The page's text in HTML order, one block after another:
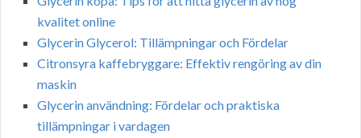
kvalitet online
Glycerin Glycerol: Tillämpningar och Fördelar
Citronsyra kaffebryggare: Effektiv rengöring av din
maskin
Glycerin användning: Fördelar och praktiska
tillämpningar i vardagen